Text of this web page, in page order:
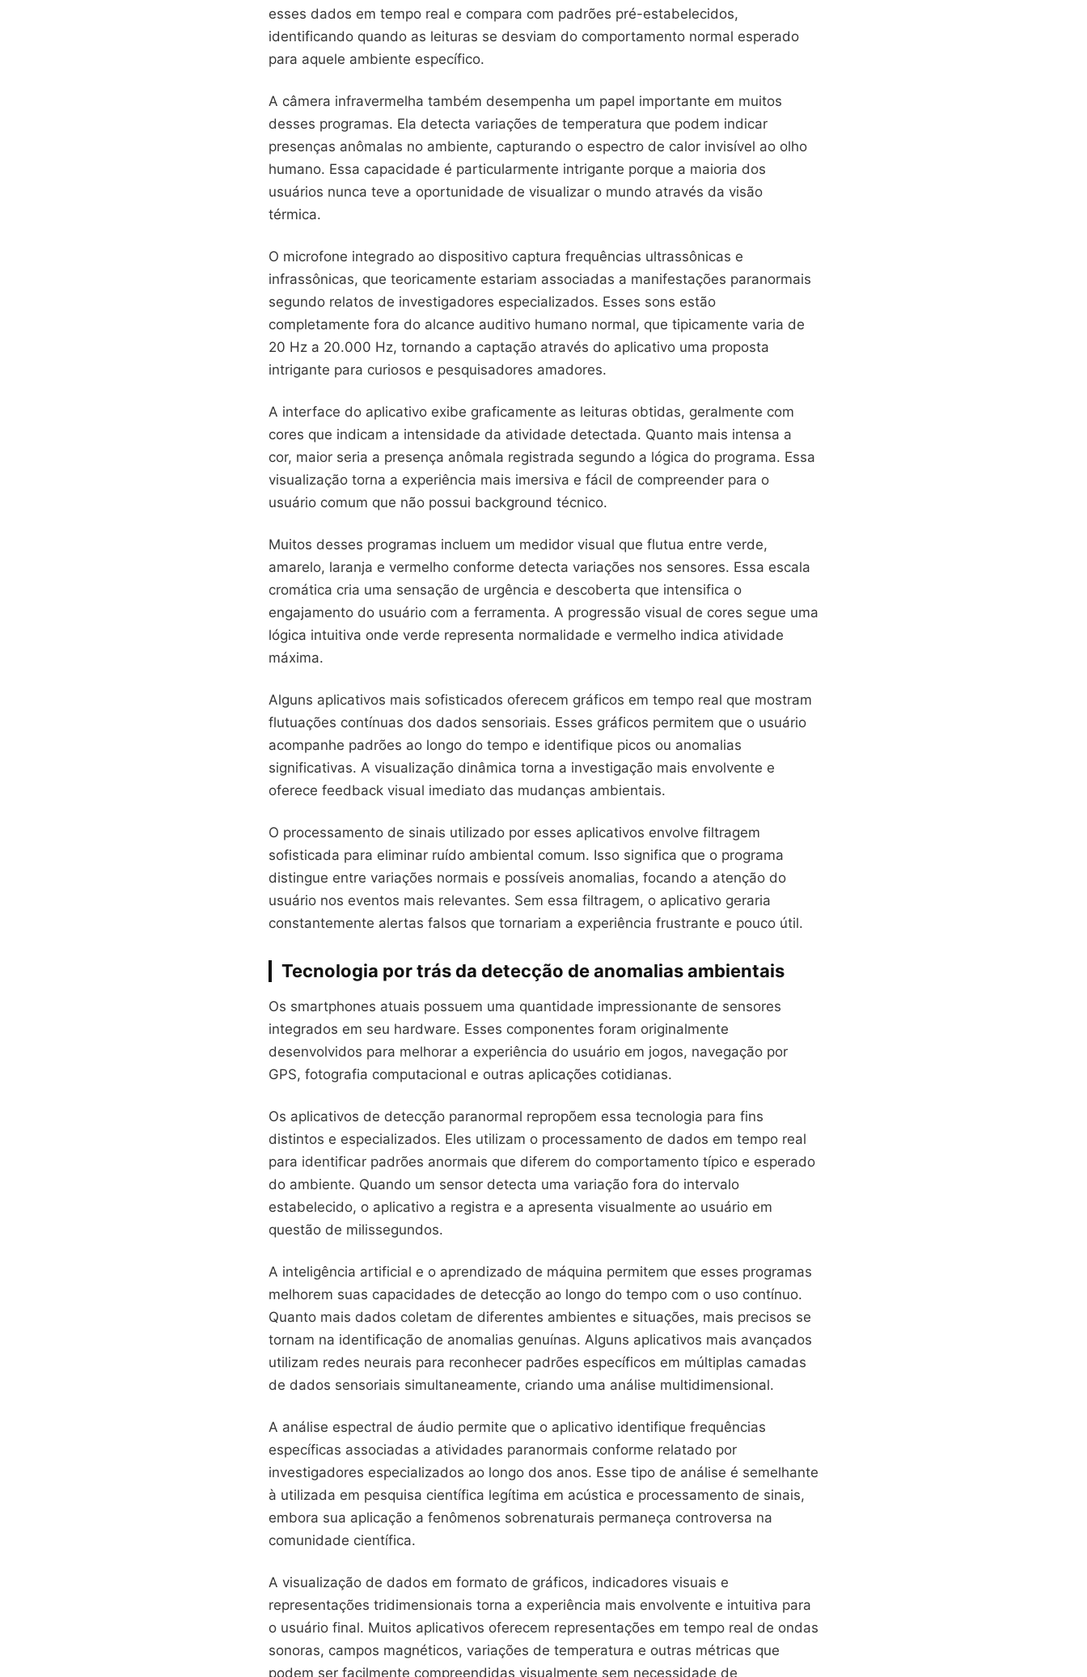
esses dados em tempo real e compara com padrões pré-estabelecidos,
identificando quando as leituras se desviam do comportamento normal esperado
para aquele ambiente específico.
A câmera infravermelha também desempenha um papel importante em muitos
desses programas. Ela detecta variações de temperatura que podem indicar
presenças anômalas no ambiente, capturando o espectro de calor invisível ao olho
humano. Essa capacidade é particularmente intrigante porque a maioria dos
usuários nunca teve a oportunidade de visualizar o mundo através da visão
térmica.
O microfone integrado ao dispositivo captura frequências ultrassônicas e
infrassônicas, que teoricamente estariam associadas a manifestações paranormais
segundo relatos de investigadores especializados. Esses sons estão
completamente fora do alcance auditivo humano normal, que tipicamente varia de
20 Hz a 20.000 Hz, tornando a captação através do aplicativo uma proposta
intrigante para curiosos e pesquisadores amadores.
A interface do aplicativo exibe graficamente as leituras obtidas, geralmente com
cores que indicam a intensidade da atividade detectada. Quanto mais intensa a
cor, maior seria a presença anômala registrada segundo a lógica do programa. Essa
visualização torna a experiência mais imersiva e fácil de compreender para o
usuário comum que não possui background técnico.
Muitos desses programas incluem um medidor visual que flutua entre verde,
amarelo, laranja e vermelho conforme detecta variações nos sensores. Essa escala
cromática cria uma sensação de urgência e descoberta que intensifica o
engajamento do usuário com a ferramenta. A progressão visual de cores segue uma
lógica intuitiva onde verde representa normalidade e vermelho indica atividade
máxima.
Alguns aplicativos mais sofisticados oferecem gráficos em tempo real que mostram
flutuações contínuas dos dados sensoriais. Esses gráficos permitem que o usuário
acompanhe padrões ao longo do tempo e identifique picos ou anomalias
significativas. A visualização dinâmica torna a investigação mais envolvente e
oferece feedback visual imediato das mudanças ambientais.
O processamento de sinais utilizado por esses aplicativos envolve filtragem
sofisticada para eliminar ruído ambiental comum. Isso significa que o programa
distingue entre variações normais e possíveis anomalias, focando a atenção do
usuário nos eventos mais relevantes. Sem essa filtragem, o aplicativo geraria
constantemente alertas falsos que tornariam a experiência frustrante e pouco útil.
Tecnologia por trás da detecção de anomalias ambientais
Os smartphones atuais possuem uma quantidade impressionante de sensores
integrados em seu hardware. Esses componentes foram originalmente
desenvolvidos para melhorar a experiência do usuário em jogos, navegação por
GPS, fotografia computacional e outras aplicações cotidianas.
Os aplicativos de detecção paranormal repropõem essa tecnologia para fins
distintos e especializados. Eles utilizam o processamento de dados em tempo real
para identificar padrões anormais que diferem do comportamento típico e esperado
do ambiente. Quando um sensor detecta uma variação fora do intervalo
estabelecido, o aplicativo a registra e a apresenta visualmente ao usuário em
questão de milissegundos.
A inteligência artificial e o aprendizado de máquina permitem que esses programas
melhorem suas capacidades de detecção ao longo do tempo com o uso contínuo.
Quanto mais dados coletam de diferentes ambientes e situações, mais precisos se
tornam na identificação de anomalias genuínas. Alguns aplicativos mais avançados
utilizam redes neurais para reconhecer padrões específicos em múltiplas camadas
de dados sensoriais simultaneamente, criando uma análise multidimensional.
A análise espectral de áudio permite que o aplicativo identifique frequências
específicas associadas a atividades paranormais conforme relatado por
investigadores especializados ao longo dos anos. Esse tipo de análise é semelhante
à utilizada em pesquisa científica legítima em acústica e processamento de sinais,
embora sua aplicação a fenômenos sobrenaturais permaneça controversa na
comunidade científica.
A visualização de dados em formato de gráficos, indicadores visuais e
representações tridimensionais torna a experiência mais envolvente e intuitiva para
o usuário final. Muitos aplicativos oferecem representações em tempo real de ondas
sonoras, campos magnéticos, variações de temperatura e outras métricas que
podem ser facilmente compreendidas visualmente sem necessidade de